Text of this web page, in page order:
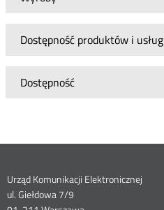
Dostępność produktów i usług
Dostępność
Dane
Urząd Komunikacji Elektronicznej
ul. Giełdowa 7/9